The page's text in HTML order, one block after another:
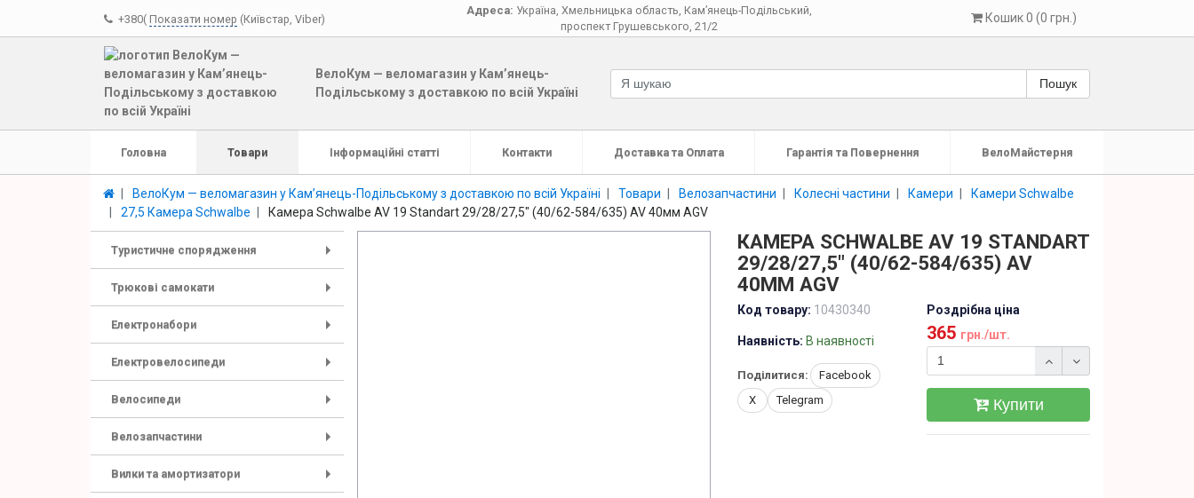
+380( Показати номер (Київстар, Viber)
Адреса: Україна Хмельницька область Кам’янець-Подільський
проспект Грушевського, 21/2
Кошик 0 (0 грн.)
ВелоКум — веломагазин у Кам’янець-
Подільському з доставкою по всій Україні
Пошук
Головна Товари Інформаційні статті Контакти Доставка та Оплата Гарантія та Повернення ВелоМайстерня
ВелоКум — веломагазин у Кам’янець-Подільському з доставкою по всій Україні Товари Велозапчастини Колесні частини Камери
Камери Schwalbe
27,5 Камера Schwalbe
Камера Schwalbe AV 19 Standart 29/28/27,5" (40/62-584/635) AV 40мм AGV
Туристичне спорядження
Трюкові самокати
Електронабори
Електровелосипеди
Велосипеди
Велозапчастини
Вилки та амортизатори
КАМЕРА SCHWALBE AV 19 STANDART
29/28/27,5" (40/62-584/635) AV
40ММ AGV
Код товару: 10430340
Наявність: В наявності
Поділитися:
Facebook
X
Telegram
Роздрібна ціна
365 грн./шт.
Купити